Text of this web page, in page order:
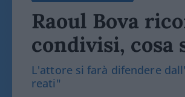
Raoul Bova
condivisi, cosa
L'attore si farà difendere
reati"